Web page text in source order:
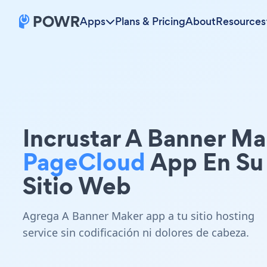
Apps Plans & PricingAboutResources
Incrustar A Banner
PageCloudApp En Su
Sitio Web
Agrega A Banner Maker app a tu sitio hosting
service sin codificación ni dolores de cabeza.